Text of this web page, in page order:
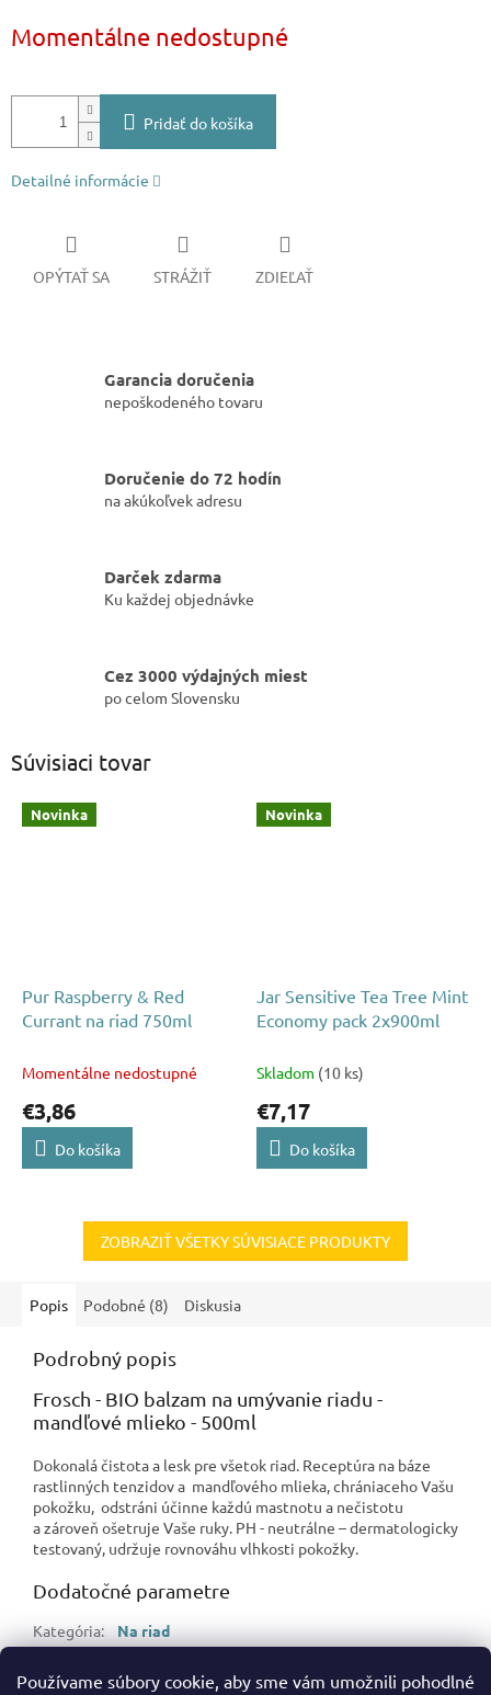
Používame súbory cookie, aby sme vám umožnili pohodlné
cena:
Momentálne nedostupné
Pridať do košíka
Detailné informácie
OPÝTAŤ SA STRÁŽIŤ ZDIEĽAŤ
Garancia doručenia
nepoškodeného tovaru
Doručenie do 72 hodín
na akúkoľvek adresu
Darček zdarma
Ku každej objednávke
Cez 3000 výdajných miest
po celom Slovensku
Súvisiaci tovar
Novinka
Pur Raspberry & Red
Currant na riad 750ml
Momentálne nedostupné
€3,86
Do košíka
Novinka
Jar Sensitive Tea Tree Mint
Economy pack 2x900ml
Skladom (10 ks)
€7,17
Do košíka
ZOBRAZIŤ VŠETKY SÚVISIACE PRODUKTY
Popis Podobné (8) Diskusia
Podrobný popis
Frosch - BIO balzam na umývanie riadu -
mandľové mlieko - 500ml
Dokonalá čistota a lesk pre všetok riad. Receptúra na báze
rastlinných tenzidov a mandľového mlieka, chrániaceho Vašu
pokožku, odstráni účinne každú mastnotu a nečistotu
a zároveň ošetruje Vaše ruky. PH - neutrálne – dermatologicky
testovaný, udržuje rovnováhu vlhkosti pokožky.
Dodatočné parametre
Kategória:
Na riad
EAN: 4001499933240